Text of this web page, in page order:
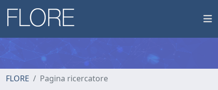
FLORE Pagina ricercatore